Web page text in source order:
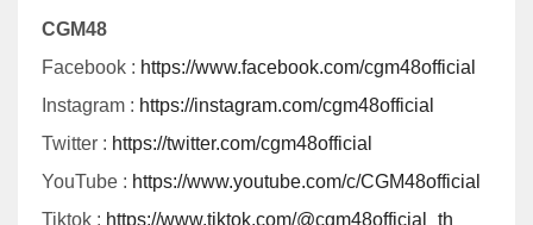
2026年 タイ祝日・休日カレンダー